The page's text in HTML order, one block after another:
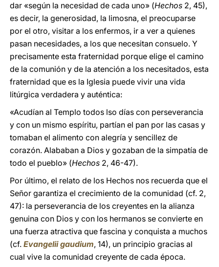
dar «según la necesidad de cada uno» (Hechos 2, 45),
es decir, la generosidad, la limosna, el preocuparse
por el otro, visitar a los enfermos, ir a ver a quienes
pasan necesidades, a los que necesitan consuelo. Y
precisamente esta fraternidad porque elige el camino
de la comunión y de la atención a los necesitados, esta
fraternidad que es la Iglesia puede vivir una vida
litúrgica verdadera y auténtica:
«Acudían al Templo todos lso días con perseverancia
y con un mismo espíritu, partían el pan por las casas y
tomaban el alimento con alegría y sencillez de
corazón. Alababan a Dios y gozaban de la simpatía de
todo el pueblo» (Hechos 2, 46-47).
Por último, el relato de los Hechos nos recuerda que el
Señor garantiza el crecimiento de la comunidad (cf. 2,
47): la perseverancia de los creyentes en la alianza
genuina con Dios y con los hermanos se convierte en
una fuerza atractiva que fascina y conquista a muchos
(cf. Evangelii gaudium, 14), un principio gracias al
cual vive la comunidad creyente de cada época.